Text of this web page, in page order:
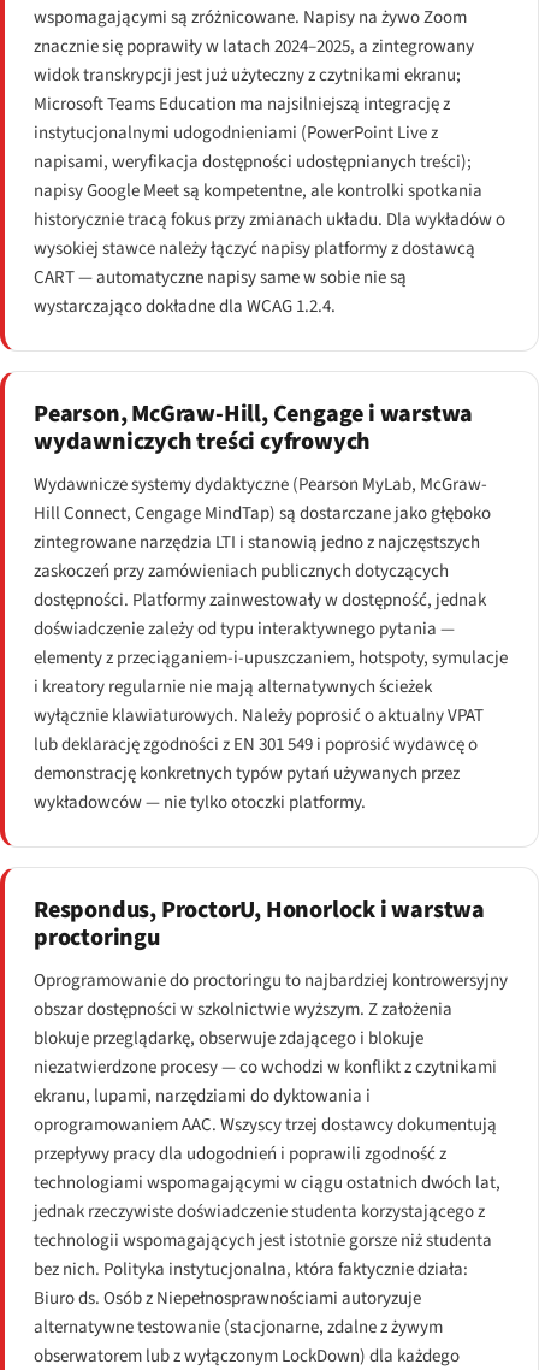
wspomagającymi są zróżnicowane. Napisy na żywo Zoom
znacznie się poprawiły w latach 2024–2025, a zintegrowany
widok transkrypcji jest już użyteczny z czytnikami ekranu;
Microsoft Teams Education ma najsilniejszą integrację z
instytucjonalnymi udogodnieniami (PowerPoint Live z
napisami, weryfikacja dostępności udostępnianych treści);
napisy Google Meet są kompetentne, ale kontrolki spotkania
historycznie tracą fokus przy zmianach układu. Dla wykładów o
wysokiej stawce należy łączyć napisy platformy z dostawcą
CART — automatyczne napisy same w sobie nie są
wystarczająco dokładne dla WCAG 1.2.4.
Pearson, McGraw-Hill, Cengage i warstwa
wydawniczych treści cyfrowych
Wydawnicze systemy dydaktyczne (Pearson MyLab, McGraw-
Hill Connect, Cengage MindTap) są dostarczane jako głęboko
zintegrowane narzędzia LTI i stanowią jedno z najczęstszych
zaskoczeń przy zamówieniach publicznych dotyczących
dostępności. Platformy zainwestowały w dostępność, jednak
doświadczenie zależy od typu interaktywnego pytania —
elementy z przeciąganiem-i-upuszczaniem, hotspoty, symulacje
i kreatory regularnie nie mają alternatywnych ścieżek
wyłącznie klawiaturowych. Należy poprosić o aktualny VPAT
lub deklarację zgodności z EN 301 549 i poprosić wydawcę o
demonstrację konkretnych typów pytań używanych przez
wykładowców — nie tylko otoczki platformy.
Respondus, ProctorU, Honorlock i warstwa
proctoringu
Oprogramowanie do proctoringu to najbardziej kontrowersyjny
obszar dostępności w szkolnictwie wyższym. Z założenia
blokuje przeglądarkę, obserwuje zdającego i blokuje
niezatwierdzone procesy — co wchodzi w konflikt z czytnikami
ekranu, lupami, narzędziami do dyktowania i
oprogramowaniem AAC. Wszyscy trzej dostawcy dokumentują
przepływy pracy dla udogodnień i poprawili zgodność z
technologiami wspomagającymi w ciągu ostatnich dwóch lat,
jednak rzeczywiste doświadczenie studenta korzystającego z
technologii wspomagających jest istotnie gorsze niż studenta
bez nich. Polityka instytucjonalna, która faktycznie działa:
Biuro ds. Osób z Niepełnosprawnościami autoryzuje
alternatywne testowanie (stacjonarne, zdalne z żywym
obserwatorem lub z wyłączonym LockDown) dla każdego